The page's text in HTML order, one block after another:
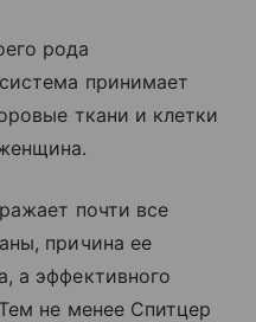
рода
принимает
ткани и клетки
почти все
причина ее
а эффективного
не менее Спитцер